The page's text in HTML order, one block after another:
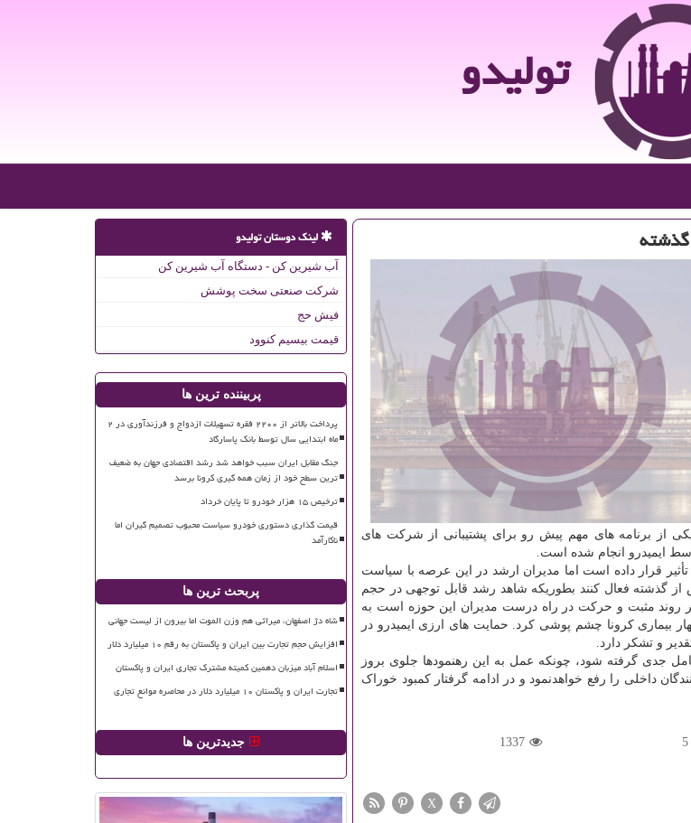
تولیدو
از برنامه های مهم پیش رو برای پشتیبانی از شرکت های
قرار داده است اما مدیران ارشد در این عرصه با سیاست
گذشته فعال کنند بطوریکه شاهد رشد قابل توجهی در حجم
روند مثبت و حرکت در راه درست مدیران این حوزه است به
بیماری کرونا چشم پوشی کرد. حمایت های ارزی ایمیدرو در
و تشکر دارد.
جدی گرفته شود، چونکه عمل به این رهنمودها جلوی بروز
داخلی را رفع خواهدنمود و در ادامه گرفتار کمبود خوراک
5
1337
X
لینک دوستان تولیدو
آب شیرین کن - دستگاه آب شیرین کن
شرکت صنعتی سخت پوشش
فیش حج
قیمت بیسیم کنوود
پربیننده ترین ها
پرداخت بالاتر از ۲۲۰۰ فقره تسهیلات ازدواج و فرزندآوری در ۲
ماه ابتدایی سال توسط بانک پاسارگاد
جنگ مقابل ایران سبب خواهد شد رشد اقتصادی جهان به ضعیف
ترین سطح خود از زمان همه گیری کرونا برسد
ترخیص ۱۵ هزار خودرو تا پایان خرداد
قیمت گذاری دستوری خودرو سیاست محبوب تصمیم گیران اما
ناکارآمد
پربحث ترین ها
شاه دژ اصفهان، میراثی هم وزن الموت اما بیرون از لیست جهانی
افزایش حجم تجارت بین ایران و پاکستان به رقم ۱۰ میلیارد دلار
اسلام آباد میزبان دهمین کمیته مشترک تجاری ایران و پاکستان
تجارت ایران و پاکستان ۱۰ میلیارد دلار در محاصره موانع تجاری
جدیدترین ها